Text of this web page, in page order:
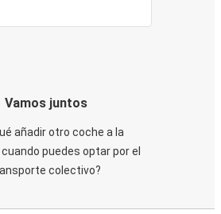
Vamos juntos
añadir otro coche a la
puedes optar por el
colectivo?